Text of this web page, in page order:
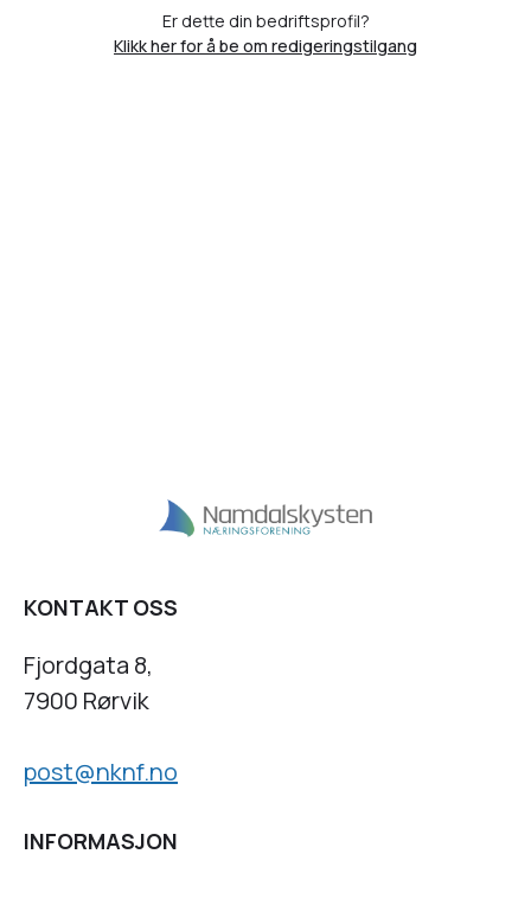
Er dette din bedriftsprofil?
Klikk her for å be om redigeringstilgang
KONTAKT OSS
Fjordgata 8,
7900 Rørvik
post@nknf.no
INFORMASJON